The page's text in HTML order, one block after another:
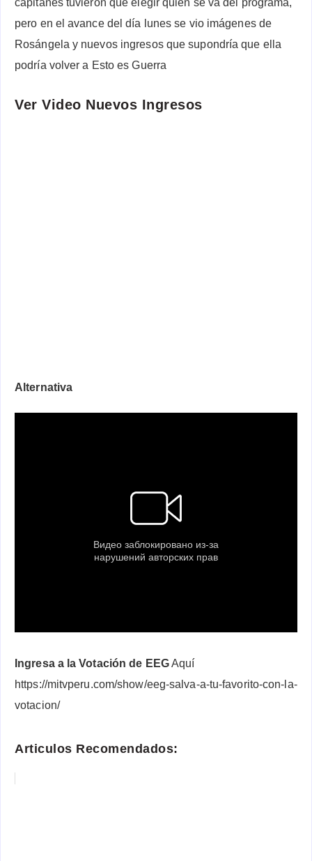
capitanes tuvieron que elegir quien se va del programa,
pero en el avance del día lunes se vio imágenes de
Rosángela y nuevos ingresos que supondría que ella
podría volver a Esto es Guerra
Ver Video Nuevos Ingresos
Alternativa
Ingresa a la Votación de EEGAquí
https://mitvperu.com/show/eeg-salva-a-tu-favorito-con-la-
votacion/
Articulos Recomendados: